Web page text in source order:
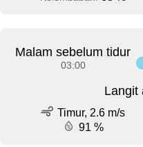
Malam sebelum tidur
03:00
Langit
Timur, 2.6 m/s
91 %